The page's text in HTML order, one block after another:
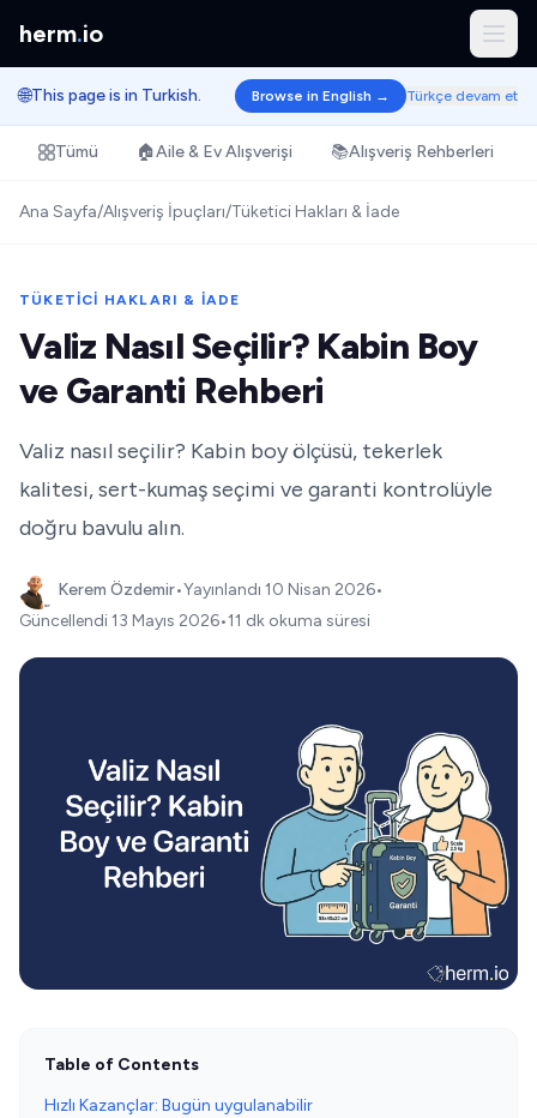
herm.io
🌐This page is in Turkish. Browse in English → Türkçe devam et
Tümü 🏠Aile & Ev Alışverişi 📚Alışveriş Rehberleri
Ana Sayfa/Alışveriş İpuçları/Tüketici Hakları & İade
TÜKETICI HAKLARI & İADE
Valiz Nasıl Seçilir? Kabin Boy
ve Garanti Rehberi
Valiz nasıl seçilir? Kabin boy ölçüsü, tekerlek
kalitesi, sert-kumaş seçimi ve garanti kontrolüyle
doğru bavulu alın.
Kerem Özdemir•Yayınlandı 10 Nisan 2026•
Güncellendi13 Mayıs 2026•11 dk okuma süresi
Table of Contents
Hızlı Kazançlar: Bugün uygulanabilir